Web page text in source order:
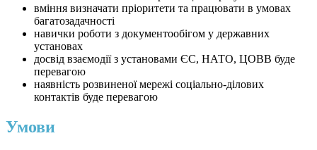
вміння визначати пріоритети та працювати в умовах
багатозадачності
навички роботи з документообігом у державних
установах
досвід взаємодії з установами ЄС, НАТО, ЦОВВ буде
перевагою
наявність розвиненої мережі соціально-ділових
контактів буде перевагою
Умови